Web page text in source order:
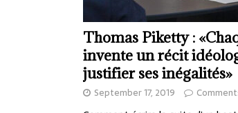
Thomas Piketty :
invente un récit
justifier ses inégalités»
September 17, 2019